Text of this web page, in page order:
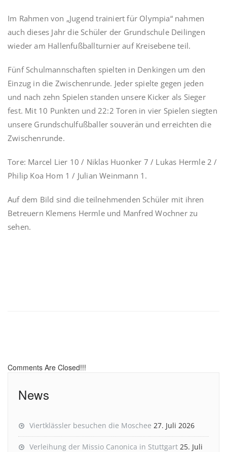
Im Rahmen von „Jugend trainiert für Olympia“ nahmen
auch dieses Jahr die Schüler der Grundschule Deilingen
wieder am Hallenfußballturnier auf Kreisebene teil.
Fünf Schulmannschaften spielten in Denkingen um den
Einzug in die Zwischenrunde. Jeder spielte gegen jeden
und nach zehn Spielen standen unsere Kicker als Sieger
fest. Mit 10 Punkten und 22:2 Toren in vier Spielen siegten
unsere Grundschulfußballer souverän und erreichten die
Zwischenrunde.
Tore: Marcel Lier 10 / Niklas Huonker 7 / Lukas Hermle 2 /
Philip Koa Hom 1 / Julian Weinmann 1.
Auf dem Bild sind die teilnehmenden Schüler mit ihren
Betreuern Klemens Hermle und Manfred Wochner zu
sehen.
Comments Are Closed!!!
News
Viertklässler besuchen die Moschee 27. Juli 2026
Verleihung der Missio Canonica in Stuttgart 25. Juli